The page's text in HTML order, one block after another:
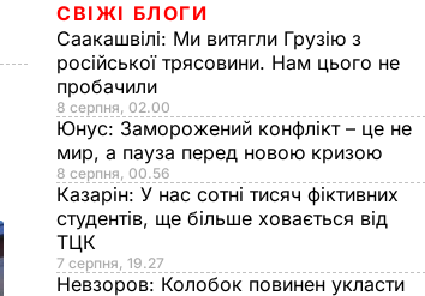
СВІЖІ БЛОГИ
Саакашвілі: Ми витягли Грузію з
російської трясовини. Нам цього не
пробачили
8 серпня, 02.00
Юнус: Заморожений конфлікт – це не
мир, а пауза перед новою кризою
8 серпня, 00.56
Казарін: У нас сотні тисяч фіктивних
студентів, ще більше ховається від
ТЦК
7 серпня, 19.27
Невзоров: Колобок повинен укласти